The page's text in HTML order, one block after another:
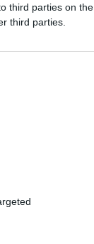
third parties on the
third parties.
την
, όταν